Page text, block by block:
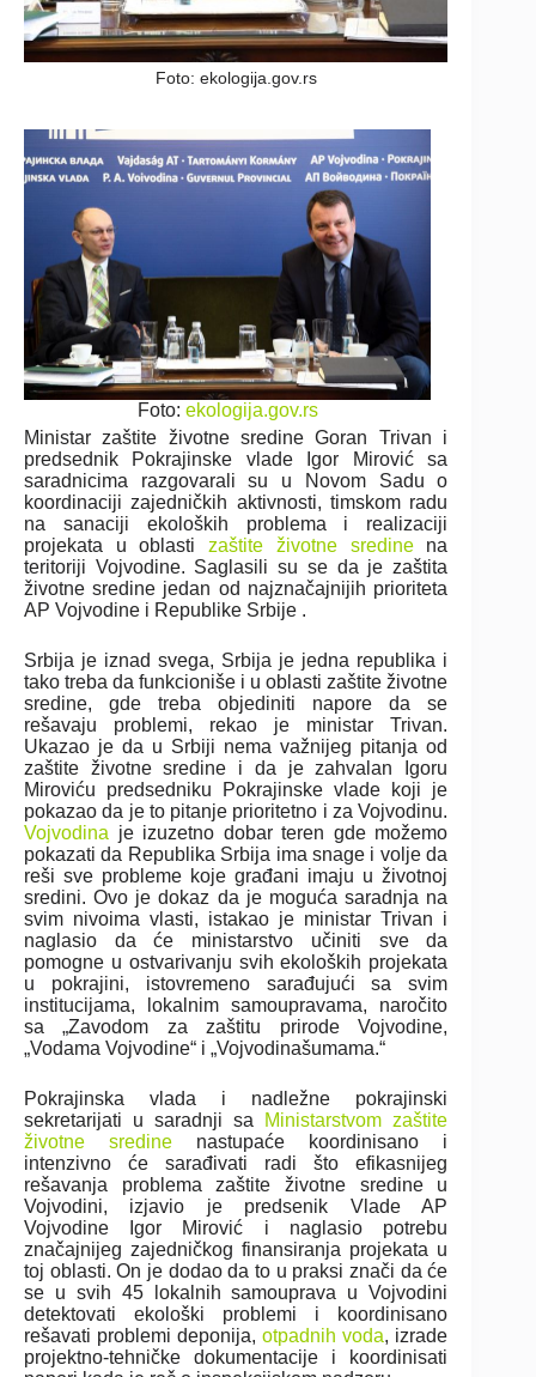
Foto: ekologija.gov.rs
Foto: ekologija.gov.rs
Ministar zaštite životne sredine Goran Trivan i
predsednik Pokrajinske vlade Igor Mirović sa
saradnicima razgovarali su u Novom Sadu o
koordinaciji zajedničkih aktivnosti, timskom radu
na sanaciji ekoloških problema i realizaciji
projekata u oblastizaštite životne sredinena
teritoriji Vojvodine. Saglasili su se da je zaštita
životne sredine jedan od najznačajnijih prioriteta
AP Vojvodine i Republike Srbije .
Srbija je iznad svega, Srbija je jedna republika i
tako treba da funkcioniše i u oblasti zaštite životne
sredine, gde treba objediniti napore da se
rešavaju problemi, rekao je ministar Trivan.
Ukazao je da u Srbiji nema važnijeg pitanja od
zaštite životne sredine i da je zahvalan Igoru
Miroviću predsedniku Pokrajinske vlade koji je
pokazao da je to pitanje prioritetno i za Vojvodinu.
Vojvodina je izuzetno dobar teren gde možemo
pokazati da Republika Srbija ima snage i volje da
reši sve probleme koje građani imaju u životnoj
sredini. Ovo je dokaz da je moguća saradnja na
svim nivoima vlasti, istakao je ministar Trivan i
naglasio da će ministarstvo učiniti sve da
pomogne u ostvarivanju svih ekoloških projekata
u pokrajini, istovremeno sarađujući sa svim
institucijama, lokalnim samoupravama, naročito
sa „Zavodom za zaštitu prirode Vojvodine,
„Vodama Vojvodine“ i „Vojvodinašumama.“
Pokrajinska vlada i nadležne pokrajinski
sekretarijati u saradnji sa
Ministarstvom zaštite
životne sredine nastupaće koordinisano i
intenzivno će sarađivati radi što efikasnijeg
rešavanja problema zaštite životne sredine u
Vojvodini, izjavio je predsenik Vlade AP
Vojvodine Igor Mirović i naglasio potrebu
značajnijeg zajedničkog finansiranja projekata u
toj oblasti. On je dodao da to u praksi znači da će
se u svih 45 lokalnih samouprava u Vojvodini
detektovati ekološki problemi i koordinisano
rešavati problemi deponija,otpadnih voda, izrade
projektno-tehničke dokumentacije i koordinisati